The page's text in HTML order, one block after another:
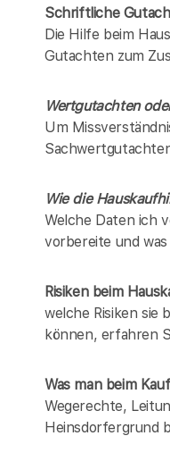
Schriftliche
Die Hilfe beim
Gutachten zum
Wertgutachten
Um
Wie die
Welche Daten ich
vorbereite und
Risiken beim
welche Risiken sie
können, erfahren
Was man beim
Wegerechte,
Heinsdorfergrund